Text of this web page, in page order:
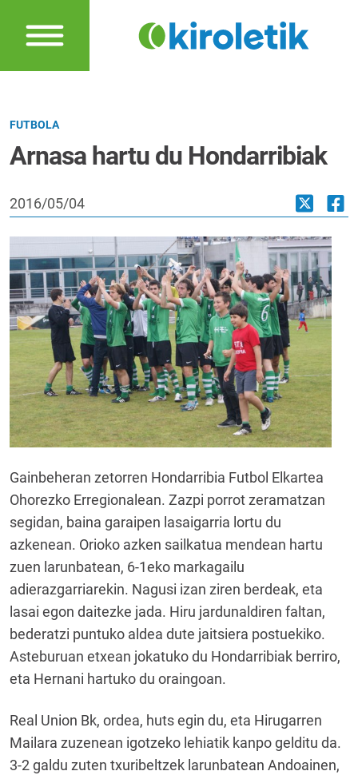
FUTBOLA
Arnasa hartu du Hondarribiak
2016/05/04
Gainbeheran zetorren Hondarribia Futbol Elkartea
Ohorezko Erregionalean. Zazpi porrot zeramatzan
segidan, baina garaipen lasaigarria lortu du
azkenean. Orioko azken sailkatua mendean hartu
zuen larunbatean, 6-1eko markagailu
adierazgarriarekin. Nagusi izan ziren berdeak, eta
lasai egon daitezke jada. Hiru jardunaldiren faltan,
bederatzi puntuko aldea dute jaitsiera postuekiko.
Asteburuan etxean jokatuko du Hondarribiak berriro,
eta Hernani hartuko du oraingoan.
Real Union Bk, ordea, huts egin du, eta Hirugarren
Mailara zuzenean igotzeko lehiatik kanpo gelditu da.
3-2 galdu zuten txuribeltzek larunbatean Andoainen,